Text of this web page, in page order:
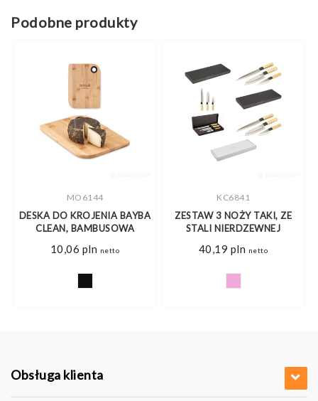
Podobne produkty
MO6144
DESKA DO KROJENIA BAYBA
CLEAN, BAMBUSOWA
10,06 pln netto
KC6841
ZESTAW 3 NOŻY TAKI, ZE
STALI NIERDZEWNEJ
40,19 pln netto
Obsługa klienta